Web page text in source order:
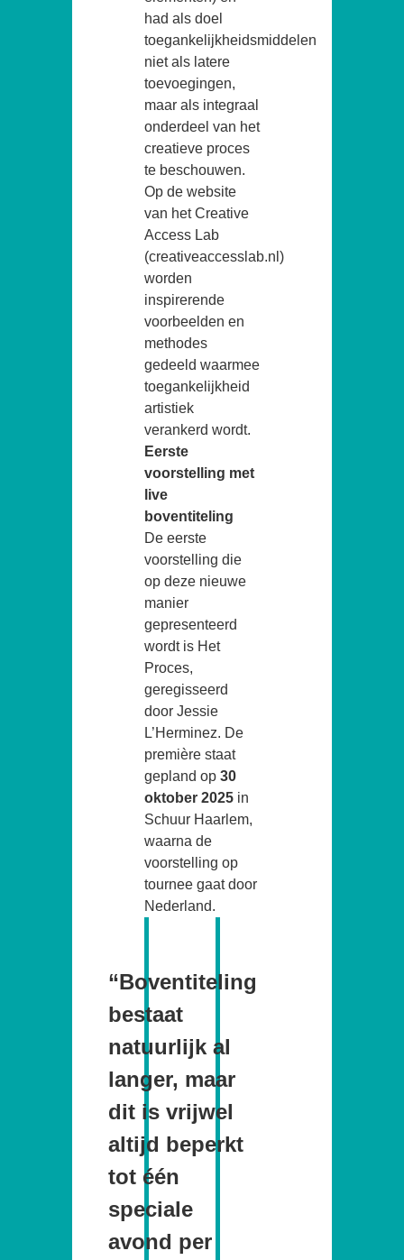
had als doel
toegankelijkheidsmiddelen
niet als latere
toevoegingen,
maar als integraal
onderdeel van het
creatieve proces
te beschouwen.
Op de website
van het Creative
Access Lab
(creativeaccesslab.nl)
worden
inspirerende
voorbeelden en
methodes
gedeeld waarmee
toegankelijkheid
artistiek
verankerd wordt.
Eerste
voorstelling met
live
boventiteling
De eerste
voorstelling die
op deze nieuwe
manier
gepresenteerd
wordt is Het
Proces,
geregisseerd
door Jessie
L’Herminez. De
première staat
gepland op 30
oktober 2025 in
Schuur Haarlem,
waarna de
voorstelling op
tournee gaat door
Nederland.
“Boventiteling
bestaat
natuurlijk al
langer, maar
dit is vrijwel
altijd beperkt
tot één
speciale
avond per